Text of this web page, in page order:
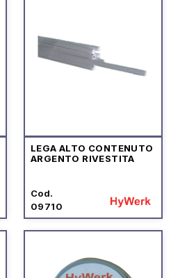
LEGA ALTO CONTENUTO
ARGENTO RIVESTITA
Cod.
09710